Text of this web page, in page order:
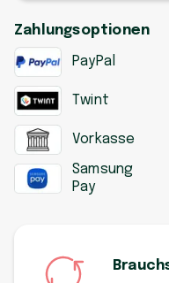
Zahlungsoptionen
PayPal
Twint
Vorkasse
Samsung
Pay